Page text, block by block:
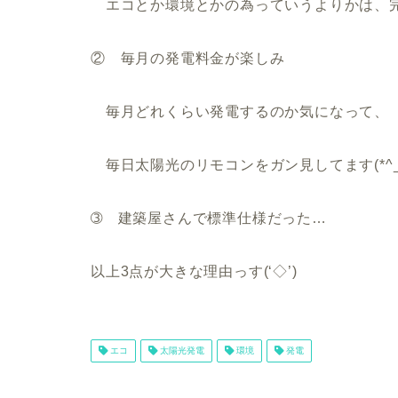
エコとか環境とかの為っていうよりかは、
② 毎月の発電料金が楽しみ
毎月どれくらい発電するのか気になって、
毎日太陽光のリモコンをガン見してます
➂ 建築屋さんで標準仕様だった…
以上3点が大きな理由っす(‘◇’)ゞ
エコ 太陽光発電 環境 発電